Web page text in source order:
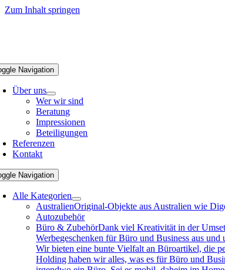
Zum Inhalt springen
Navigation
Über uns
Wer wir sind
Beratung
Impressionen
Beteiligungen
Referenzen
Kontakt
Navigation
Alle Kategorien
AustralienOriginal-Objekte aus Australien wie
Autozubehör
Büro & ZubehörDank viel Kreativität in der
Werbegeschenken für Büro und Business aus
Wir bieten eine bunte Vielfalt an Büroartikel, die
Holding haben wir alles, was es für Büro und